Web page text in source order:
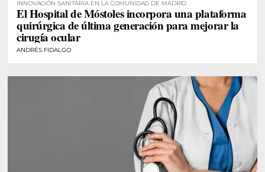
INNOVACIÓN SANITARIA EN LA COMUNIDAD DE MADRID
El Hospital de Móstoles incorpora una plataforma
quirúrgica de última generación para mejorar la
cirugía ocular
ANDRÉS FIDALGO